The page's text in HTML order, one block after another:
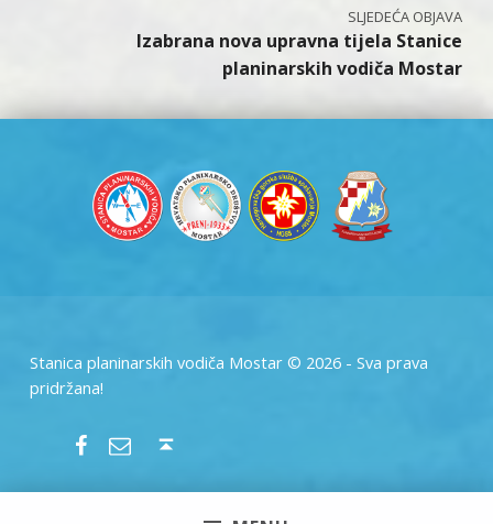
Izabrana nova upravna tijela Stanice
planinarskih vodiča Mostar
Stanica planinarskih vodiča Mostar © 2026 - Sva prava
pridržana!
SPVM – Facebook
SPVM – e-mail